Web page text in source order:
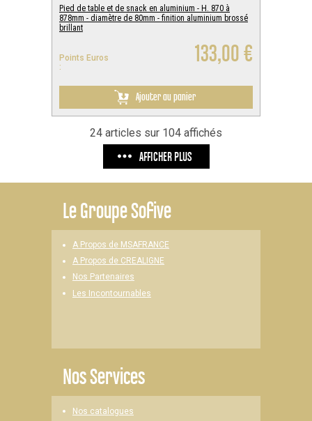
Pied de table et de snack en aluminium - H. 870 à
878mm - diamètre de 80mm - finition aluminium brossé
brillant
Points Euros
:
133,00 €
Ajouter au panier
24 articles sur 104 affichés
AFFICHER PLUS
LeGroupe Sofive
A Propos de MSAFRANCE
A Propos de CREALIGNE
Nos Partenaires
Les Incontournables
Nos Services
Nos catalogues